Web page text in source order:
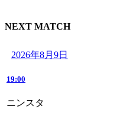
NEXT MATCH
2026年8月9日
19:00
ニンスタ